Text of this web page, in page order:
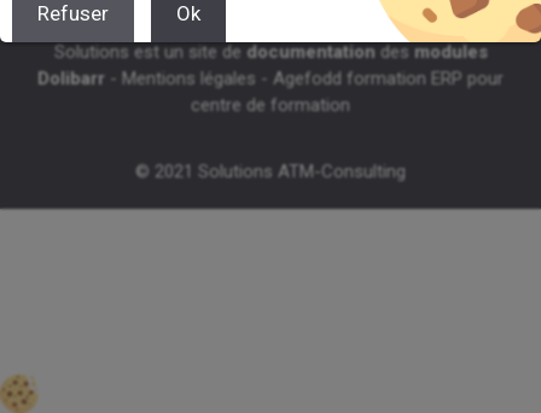
Solutions est un site de documentationdes modules
Dolibarr - Mentions légales - Agefodd formation ERP pour
centre de formation
© 2021 Solutions ATM-Consulting
Refuser Ok